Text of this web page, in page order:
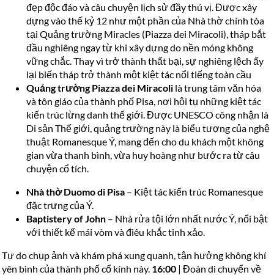
đẹp độc đáo và câu chuyện lịch sử đầy thú vị. Được xây
dựng vào thế kỷ 12 như một phần của Nhà thờ chính tòa
tại Quảng trường Miracles (Piazza dei Miracoli), tháp bắt
đầu nghiêng ngay từ khi xây dựng do nền móng không
vững chắc. Thay vì trở thành thất bại, sự nghiêng lệch ấy
lại biến tháp trở thành một kiệt tác nổi tiếng toàn cầu
Quảng trường Piazza dei Miracoli là trung tâm văn hóa
và tôn giáo của thành phố Pisa, nơi hội tụ những kiệt tác
kiến trúc lừng danh thế giới. Được UNESCO công nhận là
Di sản Thế giới, quảng trường này là biểu tượng của nghệ
thuật Romanesque Ý, mang đến cho du khách một không
gian vừa thanh bình, vừa huy hoàng như bước ra từ câu
chuyện cổ tích.
Nhà thờ Duomo di Pisa – Kiệt tác kiến trúc Romanesque
đặc trưng của Ý.
Baptistery of John – Nhà rửa tội lớn nhất nước Ý, nổi bật
với thiết kế mái vòm và điêu khắc tinh xảo.
Tự do chụp ảnh và khám phá xung quanh, tận hưởng không khí
yên bình của thành phố cổ kính này. 16:00 | Đoàn di chuyển về